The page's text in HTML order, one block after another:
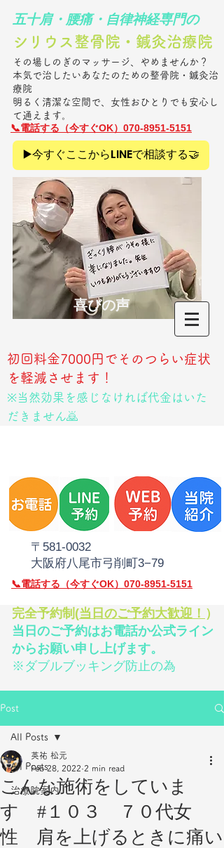
​五十肩・腰痛・自律神経専門の
シリウス整骨院・鍼灸治療院​
その場しのぎのマッサージ、やめませんか？
本気で治したいあなたのための整骨院・鍼灸治
療院
明るく清潔な空間で、女性おひとりでも安心し
て通えます。
​📞電話する（今すぐOK）070-8951-5151
▶️今すぐここからLINEで相談する🤝
​喜びの声
初回料金7000円でそのつらい症状
を軽減させます！
※当然効果を感じなければ代金はいた
だきません🙇
​〒581‐0032
大阪府八尾市弓削町3−79
​📞電話する（今すぐOK）070-8951-5151
​完全予約制(当日のご予約大歓迎！ ）
当日のご予約はお電話か公式ライン
からお願い申し上げます。
※ダブルブッキング防止の為
Post
All Posts
治療院案内
All Posts
こんな施術をしていま
す #１０３ ７０代女
性 肩を上げるときに痛い
英祐 松元
Feb 28, 2022 2 min read